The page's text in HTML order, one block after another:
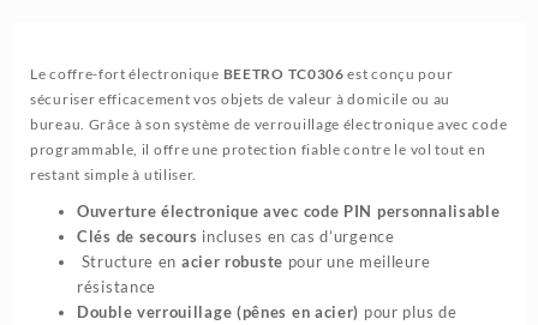
Le coffre-fort électronique BEETRO TC0306 est conçu pour
sécuriser efficacement vos objets de valeur à domicile ou au
bureau. Grâce à son système de verrouillage électronique avec code
programmable, il offre une protection fiable contre le vol tout en
restant simple à utiliser.
Ouverture électronique avec code PIN personnalisable
Clés de secours incluses en cas d’urgence
Structure en acier robuste pour une meilleure
résistance
Double verrouillage (pênes en acier) pour plus de